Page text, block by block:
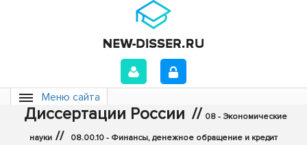
Меню сайта
Диссертации России // 08 - Экономические
науки // 08.00.10 - Финансы, денежное обращение и кредит